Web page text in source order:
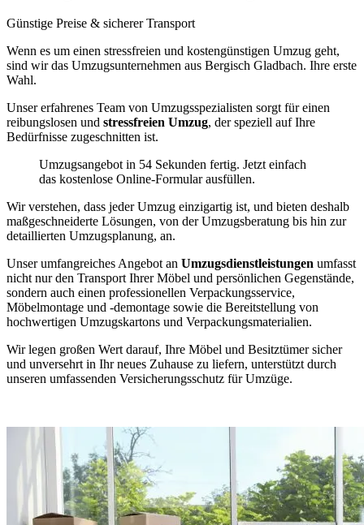
Günstige Preise & sicherer Transport
Wenn es um einen stressfreien und kostengünstigen Umzug geht,
sind wir das Umzugsunternehmen aus Bergisch Gladbach. Ihre erste
Wahl.
Unser erfahrenes Team von Umzugsspezialisten sorgt für einen
reibungslosen und stressfreien Umzug, der speziell auf Ihre
Bedürfnisse zugeschnitten ist.
Umzugsangebot in 54 Sekunden fertig. Jetzt einfach
das kostenlose Online-Formular ausfüllen.
Wir verstehen, dass jeder Umzug einzigartig ist, und bieten deshalb
maßgeschneiderte Lösungen, von der Umzugsberatung bis hin zur
detaillierten Umzugsplanung, an.
Unser umfangreiches Angebot an Umzugsdienstleistungen umfasst
nicht nur den Transport Ihrer Möbel und persönlichen Gegenstände,
sondern auch einen professionellen Verpackungsservice,
Möbelmontage und -demontage sowie die Bereitstellung von
hochwertigen Umzugskartons und Verpackungsmaterialien.
Wir legen großen Wert darauf, Ihre Möbel und Besitztümer sicher
und unversehrt in Ihr neues Zuhause zu liefern, unterstützt durch
unseren umfassenden Versicherungsschutz für Umzüge.